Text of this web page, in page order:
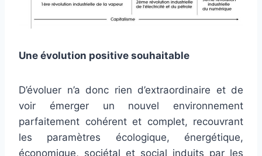
Une évolution positive souhaitable
D’évoluer n’a donc rien d’extraordinaire et de
voir émerger un nouvel environnement
parfaitement cohérent et complet, recouvrant
les paramètres écologique, énergétique,
économique, sociétal et social induits par les